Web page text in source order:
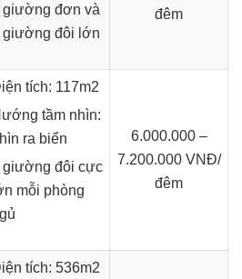
giường đơn và
giường đôi lớn
đêm
tích: 117m2
tầm nhìn:
ra biển
giường đôi cực
mỗi phòng
6.000.000 –
7.200.000 VNĐ/
đêm
tích: 536m2